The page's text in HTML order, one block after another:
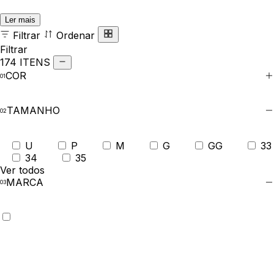
Ler mais
Filtrar
Ordenar
Filtrar
174 ITENS
COR
TAMANHO
U P M G GG
33
34
35
Ver todos
MARCA